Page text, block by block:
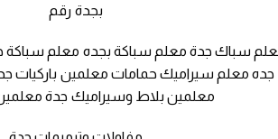
بجدة رقم
سباك جدة معلم سباكة بجده معلم
جده معلم سيراميك حمامات معلمين باركيات
معلمين بلاط وسيراميك جدة